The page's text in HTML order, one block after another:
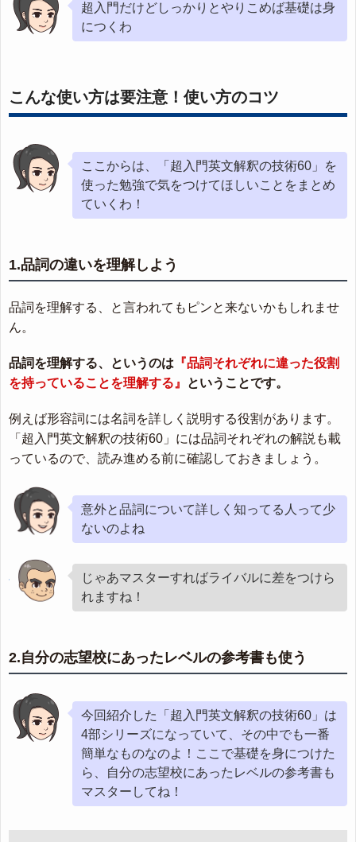
超入門だけどしっかりとやりこめば基礎は身
につくわ
こんな使い方は要注意！使い方のコツ
ここからは、「超入門英文解釈の技術60」を
使った勉強で気をつけてほしいことをまとめ
ていくわ！
1.品詞の違いを理解しよう
品詞を理解する、と言われてもピンと来ないかもしれませ
ん。
品詞を理解する、というのは 『品詞それぞれに違った役割
を持っていることを理解する』
ということです。
例えば形容詞には名詞を詳しく説明する役割があります。
「超入門英文解釈の技術60」には品詞それぞれの解説も載
っているので、読み進める前に確認しておきましょう。
意外と品詞について詳しく知ってる人って少
ないのよね
じゃあマスターすればライバルに差をつけら
れますね！
2.自分の志望校にあったレベルの参考書も使う
今回紹介した「超入門英文解釈の技術60」は
4部シリーズになっていて、その中でも一番
簡単なものなのよ！ここで基礎を身につけた
ら、自分の志望校にあったレベルの参考書も
マスターしてね！